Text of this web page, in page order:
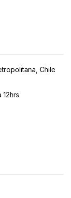
Chile